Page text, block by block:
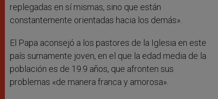
replegadas en sí mismas, sino que están
constantemente orientadas hacia los demás».
El Papa aconsejó a los pastores de la Iglesia en este
país sumamente joven, en el que la edad media de la
población es de 19.9 años, que afronten sus
problemas «de manera franca y amorosa».